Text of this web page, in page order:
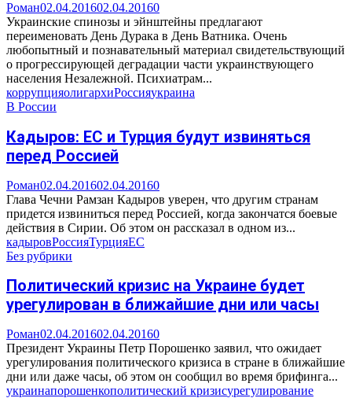
Роман02.04.201602.04.20160
Украинские спинозы и эйнштейны предлагают
переименовать День Дурака в День Ватника. Очень
любопытный и познавательный материал свидетельствующий
о прогрессирующей деградации части украинствующего
населения Незалежной. Психиатрам...
коррупцияолигархиРоссияукраина
В России
Кадыров: ЕС и Турция будут извиняться
перед Россией
Роман02.04.201602.04.20160
Глава Чечни Рамзан Кадыров уверен, что другим странам
придется извиниться перед Россией, когда закончатся боевые
действия в Сирии. Об этом он рассказал в одном из...
кадыровРоссияТурцияЕС
Без рубрики
Политический кризис на Украине будет
урегулирован в ближайшие дни или часы
Роман02.04.201602.04.20160
Президент Украины Петр Порошенко заявил, что ожидает
урегулирования политического кризиса в стране в ближайшие
дни или даже часы, об этом он сообщил во время брифинга...
украинапорошенкополитический кризисурегулирование